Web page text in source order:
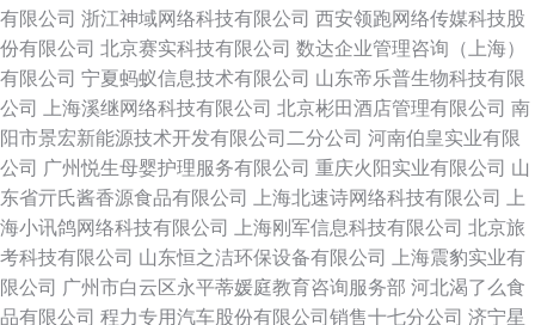
有限公司 浙江神域网络科技有限公司 西安领跑网络传媒科技股
份有限公司 北京赛实科技有限公司 数达企业管理咨询（上海）
有限公司 宁夏蚂蚁信息技术有限公司 山东帝乐普生物科技有限
公司
上海溪继网络科技有限公司 北京彬田酒店管理有限公司 南
阳市景宏新能源技术开发有限公司二分公司 河南伯皇实业有限
公司 广州悦生母婴护理服务有限公司 重庆火阳实业有限公司 山
东省亓氏酱香源食品有限公司
上海北速诗网络科技有限公司
上
海小讯鸽网络科技有限公司
上海刚军信息科技有限公司 北京旅
考科技有限公司 山东恒之洁环保设备有限公司
上海震豹实业有
限公司 广州市白云区永平蒂媛庭教育咨询服务部 河北渴了么食
品有限公司 程力专用汽车股份有限公司销售十七分公司 济宁星